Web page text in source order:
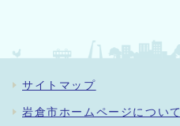
サイトマップ
岩倉市ホームページについて